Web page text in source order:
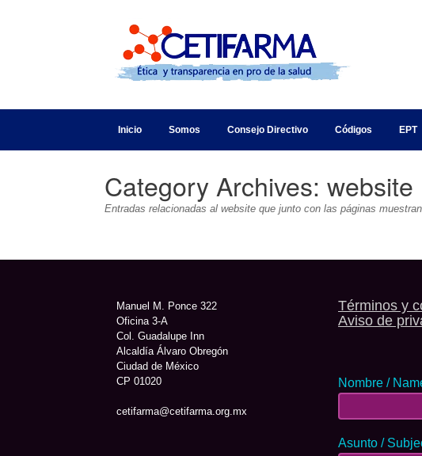
Inicio Somos Consejo Directivo Códigos EPT
Category Archives: website
Entradas relacionadas al website que junto con las páginas
Manuel M. Ponce 322
Oficina 3-A
Col. Guadalupe Inn
Alcaldía Álvaro Obregón
Ciudad de México
CP 01020
cetifarma@cetifarma.org.mx
Términos y
Aviso de
Nombre /
Asunto /